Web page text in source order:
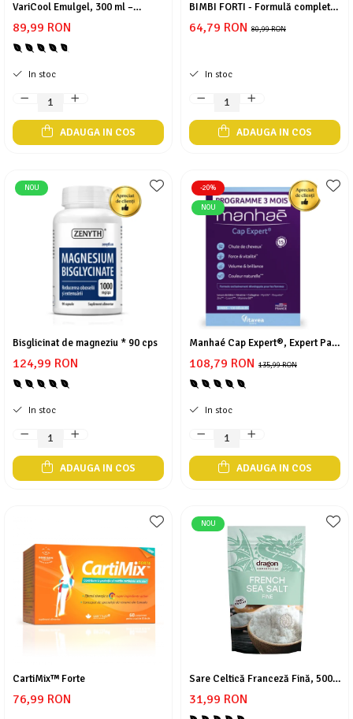
Cătină
Chlorella
Colina
Electroliti
Produse Apicole
Cacao
VariCool Emulgel, 300 ml –
Combaterea Varicelor și
Calmarea Durerilor Musculare
89,99 RON
In stoc
ADAUGA IN COS
BIMBI FORTI - Formulă completă
copii > 3 ani
80,99 RON
64,79 RON
In stoc
ADAUGA IN COS
NOU
Bisglicinat de magneziu * 90 cps
124,99 RON
In stoc
ADAUGA IN COS
-20%
NOU
Manhaé Cap Expert®, Expert Par,
fortifiere * 120 cps135,99 RON
108,79 RON
In stoc
ADAUGA IN COS
CartiMix™ Forte
76,99 RON
NOU
Sare Celtică Franceză Fină, 500g
Gust Autentic
31,99 RON